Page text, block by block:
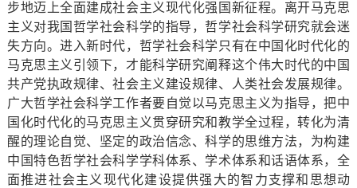
步地迈上全面建成社会主义现代化强国新征程。离开马克思
主义对我国哲学社会科学的指导，哲学社会科学研究就会迷
失方向。进入新时代，哲学社会科学只有在中国化时代化的
马克思主义引领下，才能科学研究阐释这个伟大时代的中国
共产党执政规律、社会主义建设规律、人类社会发展规律。
广大哲学社会科学工作者要自觉以马克思主义为指导，把中
国化时代化的马克思主义贯穿研究和教学全过程，转化为清
醒的理论自觉、坚定的政治信念、科学的思维方法，为构建
中国特色哲学社会科学学科体系、学术体系和话语体系，全
面推进社会主义现代化建设提供强大的智力支撑和思想动